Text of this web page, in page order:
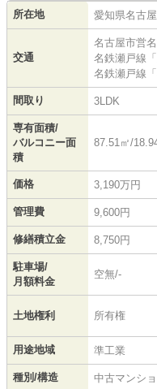
所在地 愛知県名古
交通
名古屋市営
名鉄瀬戸線 「
名鉄瀬戸線 「
間取り 3LDK
専有面積/
バルコニー面
積
87.51㎡/
価格 3,190万円
管理費 9,600円
修繕積立金 8,750円
駐車場/
月額料金
空無/-
土地権利 所有権
用途地域 準工業
種別/構造 中古マンシ